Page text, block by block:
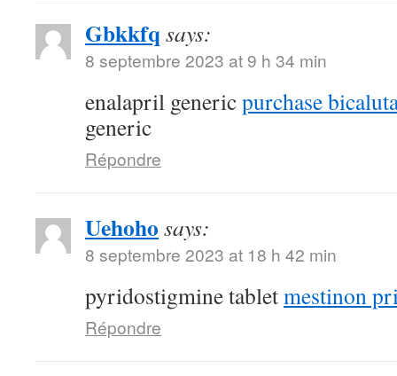
Gbkkfq says:
8 septembre 2023 at 9 h 34 min
enalapril genericpurchase
generic
Répondre
Uehoho says:
8 septembre 2023 at 18 h 42 min
pyridostigmine tabletmestinon
Répondre